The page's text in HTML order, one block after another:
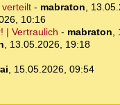
- mabraton,
10:16
| Vertraulich - mabraton,
, 13.05.2026, 19:18
, 15.05.2026, 09:54